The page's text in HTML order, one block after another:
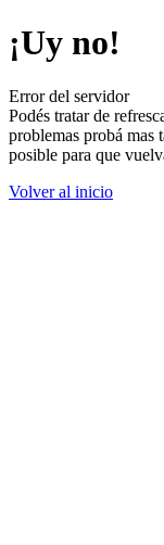
¡Uy no!
Error del servidor
Podés tratar de
problemas probá mas
posible para que
Volver al inicio